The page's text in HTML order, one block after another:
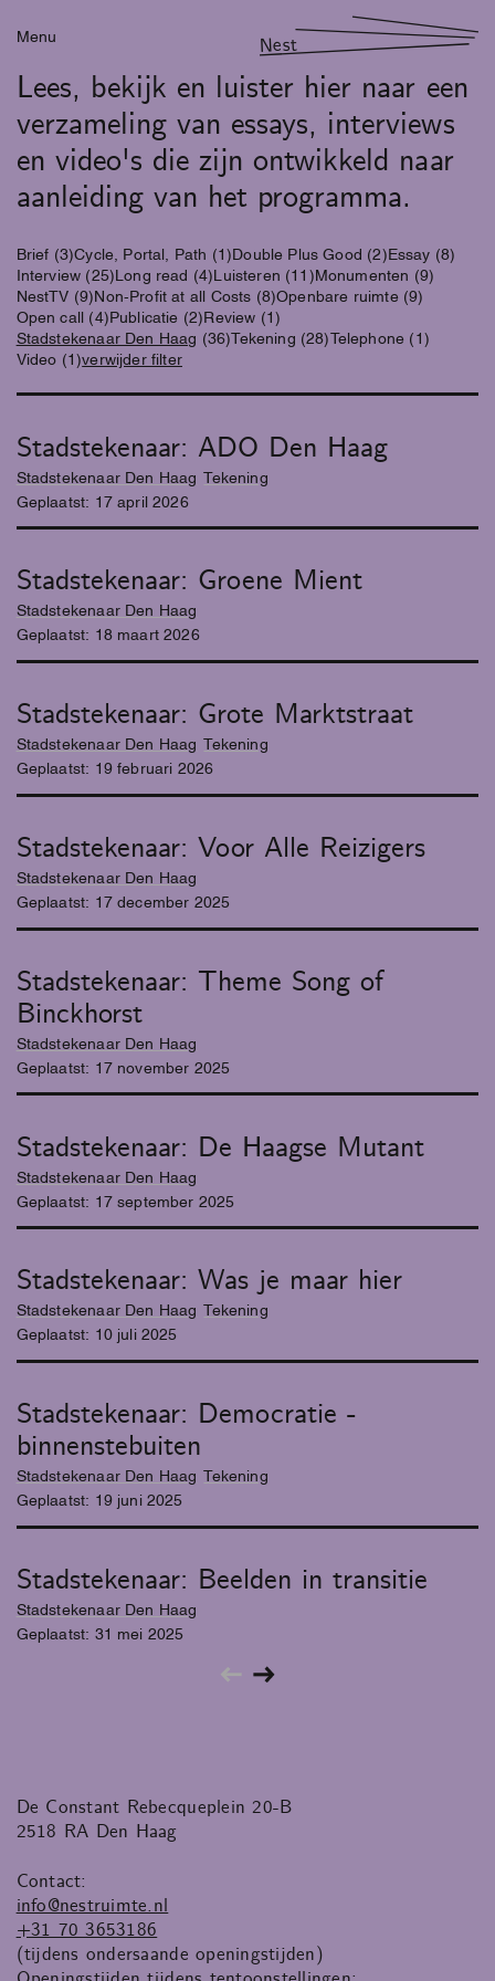
Menu Nest
Lees, bekijk en luister hier naar een
verzameling van essays, interviews
en video's die zijn ontwikkeld naar
aanleiding van het programma.
Brief (3)Cycle, Portal, Path (1) Double Plus Good (2) Essay (8)
Interview (25) Long read (4) Luisteren (11) Monumenten (9)
NestTV (9) Non-Profit at all Costs (8)Openbare ruimte (9)
Open call (4) Publicatie (2) Review (1)
Stadstekenaar Den Haag (36)Tekening (28) Telephone (1)
Video (1)verwijder filter
Stadstekenaar: ADO Den Haag
Stadstekenaar Den Haag Tekening
Geplaatst: 17 april 2026
Stadstekenaar: Groene Mient
Stadstekenaar Den Haag
Geplaatst: 18 maart 2026
Stadstekenaar: Grote Marktstraat
Stadstekenaar Den Haag Tekening
Geplaatst: 19 februari 2026
Stadstekenaar: Voor Alle Reizigers
Stadstekenaar Den Haag
Geplaatst: 17 december 2025
Stadstekenaar: Theme Song of
Binckhorst
Stadstekenaar Den Haag
Geplaatst: 17 november 2025
Stadstekenaar: De Haagse Mutant
Stadstekenaar Den Haag
Geplaatst: 17 september 2025
Stadstekenaar: Was je maar hier
Stadstekenaar Den Haag Tekening
Geplaatst: 10 juli 2025
Stadstekenaar: Democratie -
binnenstebuiten
Stadstekenaar Den Haag Tekening
Geplaatst: 19 juni 2025
Stadstekenaar: Beelden in transitie
Stadstekenaar Den Haag
Geplaatst: 31 mei 2025
De Constant Rebecqueplein 20-B
2518 RA Den Haag
Contact:
info@nestruimte.nl
+31 70 3653186
(tijdens ondersaande openingstijden)